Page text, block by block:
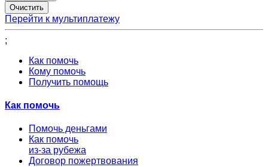
Перейти к мультиплатежу
;
Как помочь
Кому помочь
Получить помощь
Как помочь
Помочь деньгами
Как помочь
из-за рубежа
Договор пожертвования